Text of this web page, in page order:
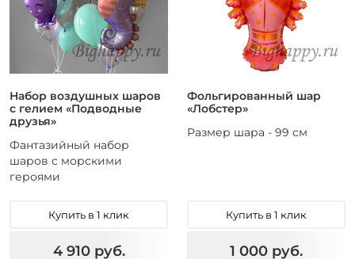
Набор воздушных шаров
с гелием «Подводные
друзья»
Фантазийный набор
шаров с морскими
героями
Купить в 1 клик
4 910 руб.
Фольгированный шар
«Лобстер»
Размер шара - 99 см
Купить в 1 клик
1 000 руб.